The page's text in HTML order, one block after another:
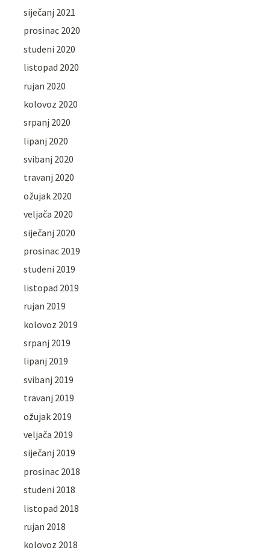
siječanj 2021
prosinac 2020
studeni 2020
listopad 2020
rujan 2020
kolovoz 2020
srpanj 2020
lipanj 2020
svibanj 2020
travanj 2020
ožujak 2020
veljača 2020
siječanj 2020
prosinac 2019
studeni 2019
listopad 2019
rujan 2019
kolovoz 2019
srpanj 2019
lipanj 2019
svibanj 2019
travanj 2019
ožujak 2019
veljača 2019
siječanj 2019
prosinac 2018
studeni 2018
listopad 2018
rujan 2018
kolovoz 2018